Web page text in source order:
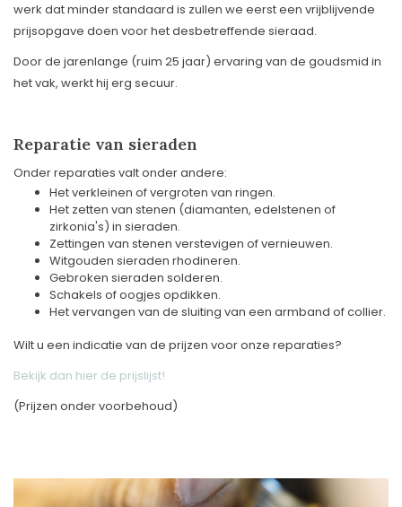
werk dat minder standaard is zullen we eerst een vrijblijvende
prijsopgave doen voor het desbetreffende sieraad.
Door de jarenlange (ruim 25 jaar) ervaring van de goudsmid in
het vak, werkt hij erg secuur.
Reparatie van sieraden
Onder reparaties valt onder andere:
Het verkleinen of vergroten van ringen.
Het zetten van stenen (diamanten, edelstenen of
zirkonia's) in sieraden.
Zettingen van stenen verstevigen of vernieuwen.
Witgouden sieraden rhodineren.
Gebroken sieraden solderen.
Schakels of oogjes opdikken.
Het vervangen van de sluiting van een armband of collier.
Wilt u een indicatie van de prijzen voor onze reparaties?
Bekijk dan hier de prijslijst!
(Prijzen onder voorbehoud)